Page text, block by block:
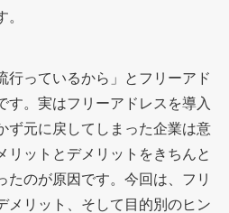
行っているから」とフリーアド
す。実はフリーアドレスを導入
ず元に戻してしまった企業は意
リットとデメリットをきちんと
たのが原因です。今回は、フリ
メリット、そして目的別のヒン